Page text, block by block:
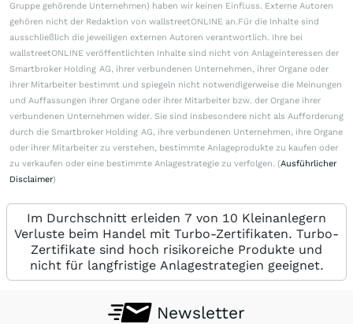
Gruppe gehörende Unternehmen) haben wir keinen Einfluss. Externe Autoren
gehören nicht der Redaktion von wallstreetONLINE an.Für die Inhalte sind
ausschließlich die jeweiligen externen Autoren verantwortlich. Ihre bei
wallstreetONLINE veröffentlichten Inhalte sind nicht von Anlageinteressen der
Smartbroker Holding AG, ihrer verbundenen Unternehmen, ihrer Organe oder
ihrer Mitarbeiter bestimmt und spiegeln nicht notwendigerweise die Meinungen
und Auffassungen ihrer Organe oder ihrer Mitarbeiter bzw. der Organe ihrer
verbundenen Unternehmen wider. Sie sind insbesondere nicht als Aufforderung
durch die Smartbroker Holding AG, ihre verbundenen Unternehmen, ihre Organe
oder ihrer Mitarbeiter zu verstehen, bestimmte Anlageprodukte zu kaufen oder
zu verkaufen oder eine bestimmte Anlagestrategie zu verfolgen. (Ausführlicher
Disclaimer)
Im Durchschnitt erleiden 7 von 10 Kleinanlegern
Verluste beim Handel mit Turbo-Zertifikaten. Turbo-
Zertifikate sind hoch risikoreiche Produkte und
nicht für langfristige Anlagestrategien geeignet.
Newsletter